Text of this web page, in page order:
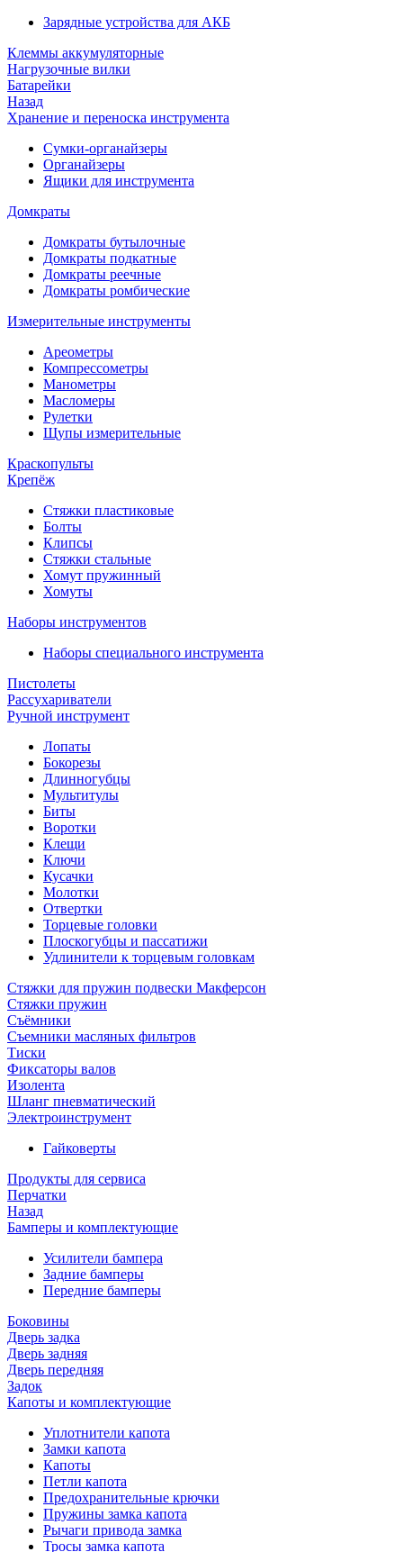
Зарядные устройства для АКБ
Клеммы аккумуляторные
Нагрузочные вилки
Батарейки
Назад
Хранение и переноска инструмента
Сумки-органайзеры
Органайзеры
Ящики для инструмента
Домкраты
Домкраты бутылочные
Домкраты подкатные
Домкраты реечные
Домкраты ромбические
Измерительные инструменты
Ареометры
Компрессометры
Манометры
Масломеры
Рулетки
Щупы измерительные
Краскопульты
Крепёж
Стяжки пластиковые
Болты
Клипсы
Стяжки стальные
Хомут пружинный
Хомуты
Наборы инструментов
Наборы специального инструмента
Пистолеты
Рассухариватели
Ручной инструмент
Лопаты
Бокорезы
Длинногубцы
Мультитулы
Биты
Воротки
Клещи
Ключи
Кусачки
Молотки
Отвертки
Торцевые головки
Плоскогубцы и пассатижи
Удлинители к торцевым головкам
Стяжки для пружин подвески Макферсон
Стяжки пружин
Съёмники
Съемники масляных фильтров
Тиски
Фиксаторы валов
Изолента
Шланг пневматический
Электроинструмент
Гайковерты
Продукты для сервиса
Перчатки
Назад
Бамперы и комплектующие
Усилители бампера
Задние бамперы
Передние бамперы
Боковины
Дверь задка
Дверь задняя
Дверь передняя
Задок
Капоты и комплектующие
Уплотнители капота
Замки капота
Капоты
Петли капота
Предохранительные крючки
Пружины замка капота
Рычаги привода замка
Тросы замка капота